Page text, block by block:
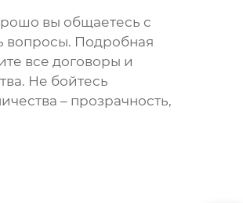
вы общаетесь с
вопросы. Подробная
все договоры и
Не бойтесь
– прозрачность,